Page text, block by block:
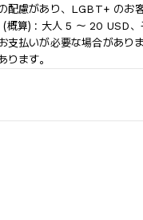
配慮があり、LGBT+ のお
(概算) : 大人 5 ～ 20 USD
支払いが必要な場合があ
ります。